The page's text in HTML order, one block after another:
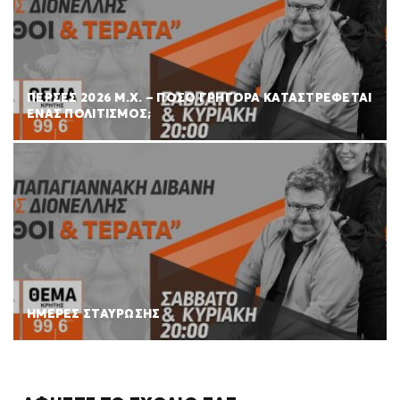
ΠΕΡΣΕΣ 2026 Μ.Χ. – ΠΟΣΟ ΓΡΗΓΟΡΑ ΚΑΤΑΣΤΡΕΦΕΤΑΙ
ΕΝΑΣ ΠΟΛΙΤΙΣΜΟΣ;
ΗΜΕΡΕΣ ΣΤΑΥΡΩΣΗΣ